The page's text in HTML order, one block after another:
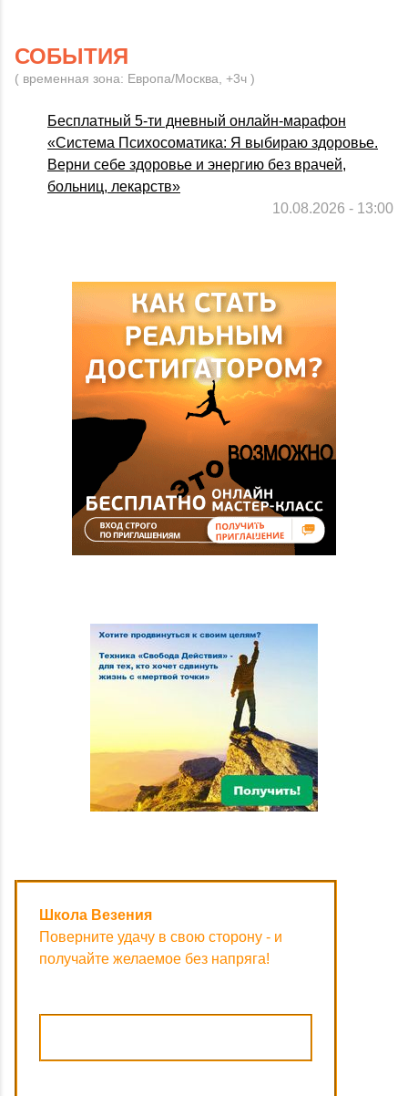
СОБЫТИЯ
( временная зона: Европа/Москва, +3ч )
Бесплатный 5-ти дневный онлайн-марафон
«Система Психосоматика: Я выбираю здоровье.
Верни себе здоровье и энергию без врачей,
больниц, лекарств»
10.08.2026 - 13:00
Школа Везения
Поверните удачу в свою сторону - и
получайте желаемое без напряга!